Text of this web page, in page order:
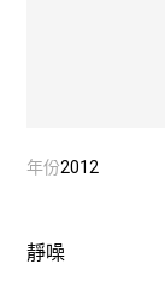
年份2012
靜噪